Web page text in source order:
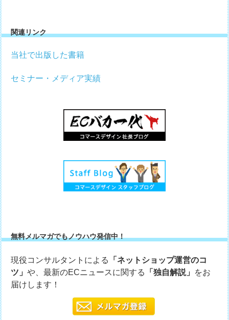
関連リンク
当社で出版した書籍
セミナー・メディア実績
無料メルマガでもノウハウ発信中！
現役コンサルタントによる
「ネットショップ運営のコ
ツ」や、最新のECニュースに関する 「独自解説」 をお
届けします！